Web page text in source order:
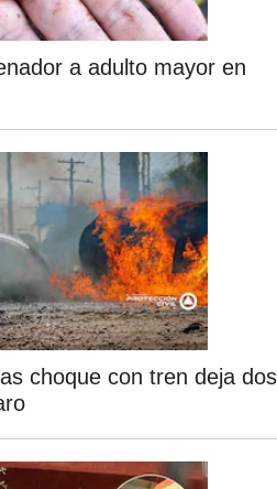
a adulto mayor en
choque con tren deja dos